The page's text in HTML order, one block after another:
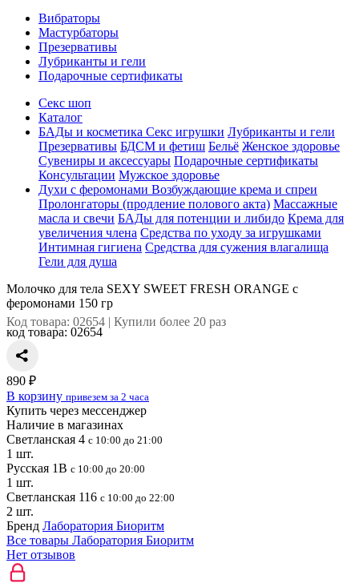
Вибраторы
Мастурбаторы
Презервативы
Лубриканты и гели
Подарочные сертификаты
Секс шоп
Каталог
БАДы и косметика Секс игрушки Лубриканты и гели
Презервативы БДСМ и фетиш Бельё Женское здоровье
Сувениры и аксессуары Подарочные сертификаты
Консультации Мужское здоровье
Духи с феромонами Возбуждающие крема и спреи
Пролонгаторы (продление полового акта) Массажные
масла и свечи БАДы для потенции и либидо Крема для
увеличения члена Средства по уходу за игрушками
Интимная гигиена Средства для сужения влагалища
Гели для душа
Молочко для тела SEXY SWEET FRESH ORANGE с
феромонами 150 гр
Код товара: 02654 | Купили более 20 раз
код товара: 02654
890 ₽
В корзину привезем за 2 часа
Купить через мессенджер
Наличие в магазинах
Светланская 4 с 10:00 до 21:00
1 шт.
Русская 1В с 10:00 до 20:00
1 шт.
Светланская 116 с 10:00 до 22:00
2 шт.
Бренд Лаборатория Биоритм
Все товары Лаборатория Биоритм
Нет отзывов